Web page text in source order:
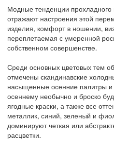
Модные тенденции
отражают настроения этой
изделия, комфорт в ношении,
переплетаемая с умеренной
собственном совершенстве.
Среди основных цветовых тем
отмечены скандинавские
насыщенные осенние палитры
осеннему необычно и броско
ягодные краски, а также все
металлик, синий, зеленый и
доминируют четкая или
расцветки.